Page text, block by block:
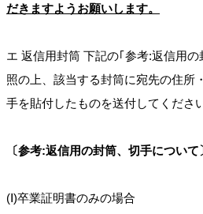
だきますようお願いします。
エ 返信用封筒 下記の｢参考:返信用
照の上、該当する封筒に宛先の住所
手を貼付したものを送付してください
〔参考:返信用の封筒、切手について
(Ⅰ)卒業証明書のみの場合